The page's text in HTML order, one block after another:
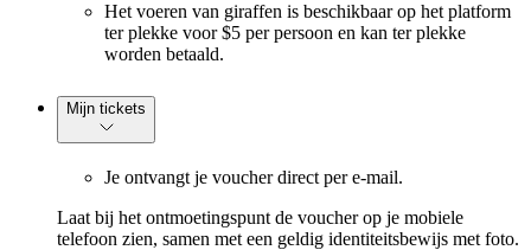
Het voeren van giraffen is beschikbaar op het platform
ter plekke voor $5 per persoon en kan ter plekke
worden betaald.
Mijn tickets
Je ontvangt je voucher direct per e-mail.
Laat bij het ontmoetingspunt de voucher op je mobiele
telefoon zien, samen met een geldig identiteitsbewijs met foto.